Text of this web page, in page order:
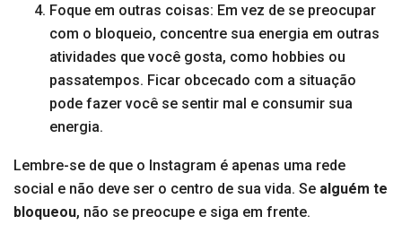
Foque em outras coisas: Em vez de se preocupar
com o bloqueio, concentre sua energia em outras
atividades que você gosta, como hobbies ou
passatempos. Ficar obcecado com a situação
pode fazer você se sentir mal e consumir sua
energia.
Lembre-se de que o Instagram é apenas uma rede
social e não deve ser o centro de sua vida. Se alguém te
bloqueou, não se preocupe e siga em frente.